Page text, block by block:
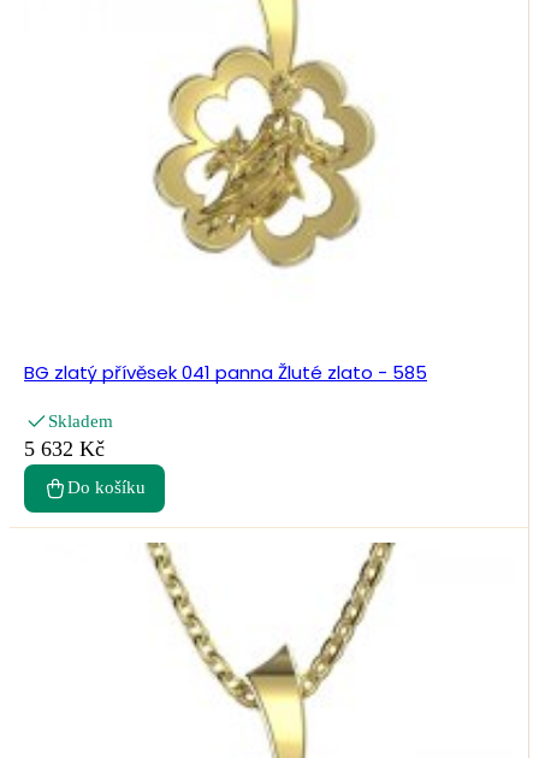
BG zlatý přívěsek 041 panna Žluté zlato - 585
Skladem
5 632 Kč
Do košíku